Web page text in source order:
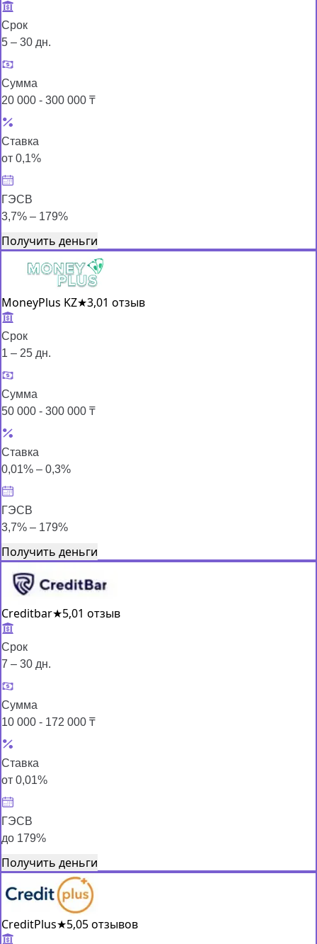
Срок
5 – 30 дн.
Сумма
20 000 - 300 000 ₸
Ставка
от 0,1%
ГЭСВ
3,7% – 179%
Получить деньги
MoneyPlus KZ★3,01 отзыв
Срок
1 – 25 дн.
Сумма
50 000 - 300 000 ₸
Ставка
0,01% – 0,3%
ГЭСВ
3,7% – 179%
Получить деньги
Creditbar★5,01 отзыв
Срок
7 – 30 дн.
Сумма
10 000 - 172 000 ₸
Ставка
от 0,01%
ГЭСВ
до 179%
Получить деньги
CreditPlus★5,05 отзывов